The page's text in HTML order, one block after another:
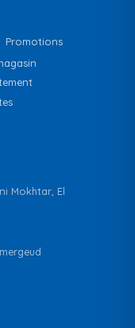
Promotions
Mokhtar, El